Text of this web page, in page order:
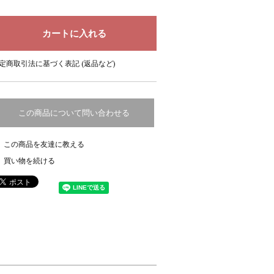
商取引法に基づく表記 (返品など)
この商品について問い合わせる
この商品を友達に教える
買い物を続ける